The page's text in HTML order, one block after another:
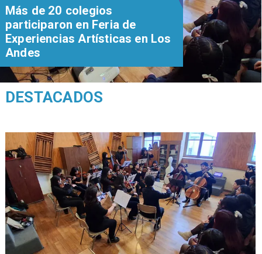
Más de 20 colegios
participaron en Feria de
Experiencias Artísticas en Los
Andes
DESTACADOS